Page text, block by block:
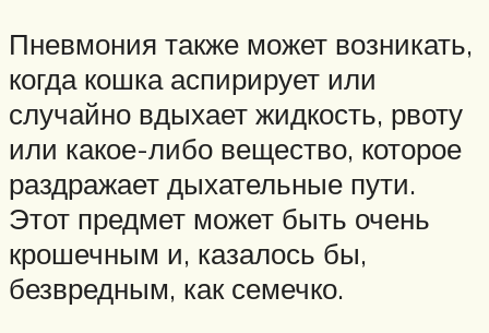
Пневмония также может возникать,
когда кошка аспирирует или
случайно вдыхает жидкость, рвоту
или какое-либо вещество, которое
раздражает дыхательные пути.
Этот предмет может быть очень
крошечным и, казалось бы,
безвредным, как семечко.